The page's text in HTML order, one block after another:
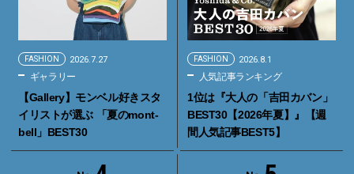
FASHION 2026.7.27
ギャラリー
【Gallery】モンベル好きスタ
イリストが選ぶ 「夏のmont-
bell」BEST30
FASHION 2026.8.1
人気記事ランキング
1位は『大人の「吉田カバン」
BEST30【2026年夏】』【週
間人気記事BEST5】